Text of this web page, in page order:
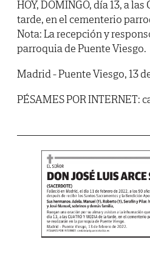
HOY, DOMINGO, día 13, a
tarde, en el cementerio
Nota: La recepción y
parroquia de Puente Viesgo.
Madrid - Puente Viesgo, 13
PÉSAMES POR